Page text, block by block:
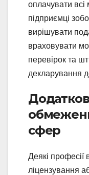
оплачувати всі
підприємці
вирішувати
враховувати
перевірок та
декларування
сфер
Деякі професії
ліцензування